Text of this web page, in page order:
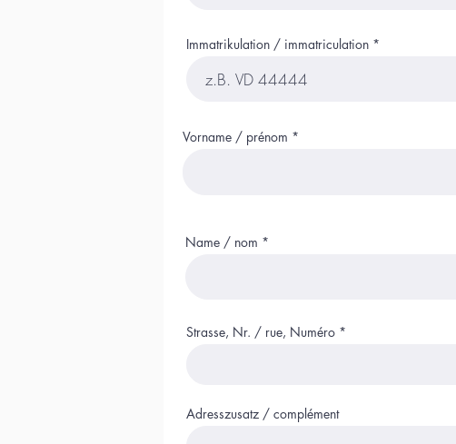
Immatrikulation / immatriculation
Vorname / prénom
Name / nom
Strasse, Nr. / rue, Numéro
Adresszusatz / complément